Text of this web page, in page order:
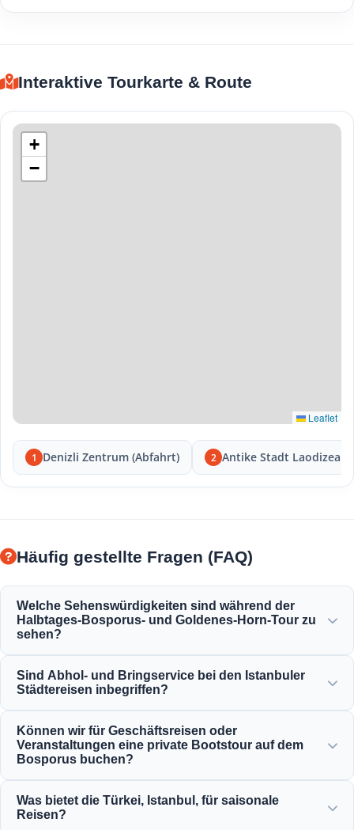
Interaktive Tourkarte & Route
+
−
Leaflet
1 Denizli Zentrum (Abfahrt) 2 Antike Stadt Laodizea
Häufig gestellte Fragen (FAQ)
Welche Sehenswürdigkeiten sind während der
Halbtages-Bosporus- und Goldenes-Horn-Tour zu
sehen?
die Bosporus-Brücke, den Dolmabahçe-Palast, die
Ortaköy-Moschee, die Rumeli-Festung und die eleganten
Sind Abhol- und Bringservice bei den Istanbuler
Städtereisen inbegriffen?
von Hotels in zentralen Lagen wie Sultanahmet, Taksim
und den umliegenden Gebieten an.
Können wir für Geschäftsreisen oder
Veranstaltungen eine private Bootstour auf dem
Bosporus buchen?
bietet private Yachtcharter, Firmenevents und private
Was bietet die Türkei, Istanbul, für saisonale
Reisen?